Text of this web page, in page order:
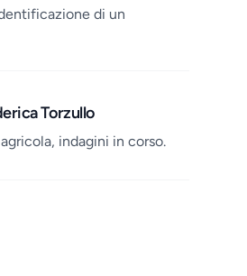
di un
Torzullo
indagini in corso.